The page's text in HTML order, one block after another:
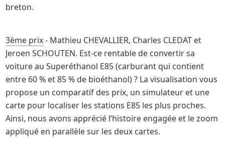
breton.
3ème prix - Mathieu CHEVALLIER, Charles CLEDAT et
Jeroen SCHOUTEN. Est-ce rentable de convertir sa
voiture au Superéthanol E85 (carburant qui contient
entre 60 % et 85 % de bioéthanol) ? La visualisation vous
propose un comparatif des prix, un simulateur et une
carte pour localiser les stations E85 les plus proches.
Ainsi, nous avons apprécié l’histoire engagée et le zoom
appliqué en parallèle sur les deux cartes.